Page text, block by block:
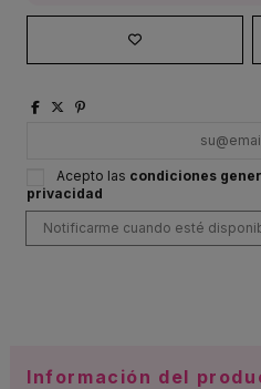
Acepto las condiciones
privacidad
Información del